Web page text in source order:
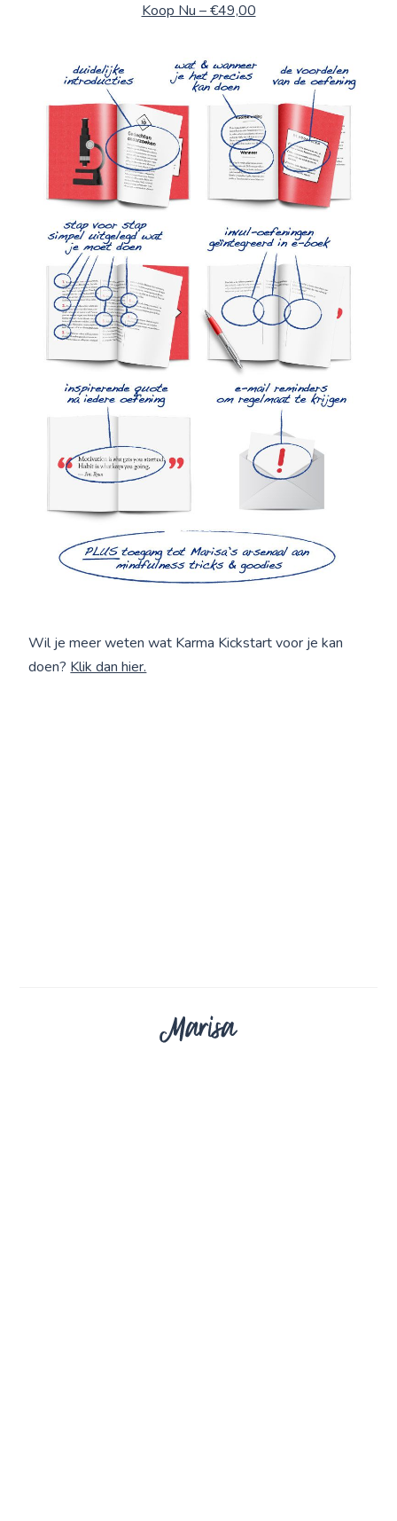
Koop Nu – €49,00
Wil je meer weten wat Karma Kickstart voor je kan
doen? Klik dan hier.